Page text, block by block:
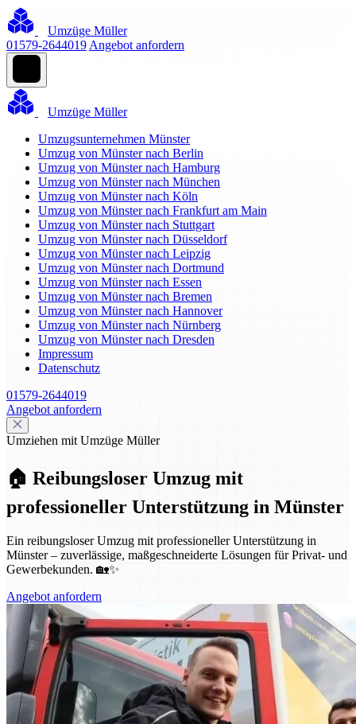
Umzüge Müller
01579-2644019 Angebot anfordern
Umzüge Müller
Umzugsunternehmen Münster
Umzug von Münster nach Berlin
Umzug von Münster nach Hamburg
Umzug von Münster nach München
Umzug von Münster nach Köln
Umzug von Münster nach Frankfurt am Main
Umzug von Münster nach Stuttgart
Umzug von Münster nach Düsseldorf
Umzug von Münster nach Leipzig
Umzug von Münster nach Dortmund
Umzug von Münster nach Essen
Umzug von Münster nach Bremen
Umzug von Münster nach Hannover
Umzug von Münster nach Nürnberg
Umzug von Münster nach Dresden
Impressum
Datenschutz
01579-2644019
Angebot anfordern
Umziehen mit Umzüge Müller
🏠 Reibungsloser Umzug mit
professioneller Unterstützung in Münster
Ein reibungsloser Umzug mit professioneller Unterstützung in
Münster – zuverlässige, maßgeschneiderte Lösungen für Privat- und
Gewerbekunden. 🏡✨
Angebot anfordern